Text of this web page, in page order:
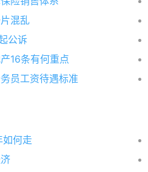
混乱
公诉
16条有何重点
员工资待遇标准
何走